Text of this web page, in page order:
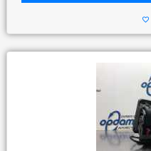
favorite_border